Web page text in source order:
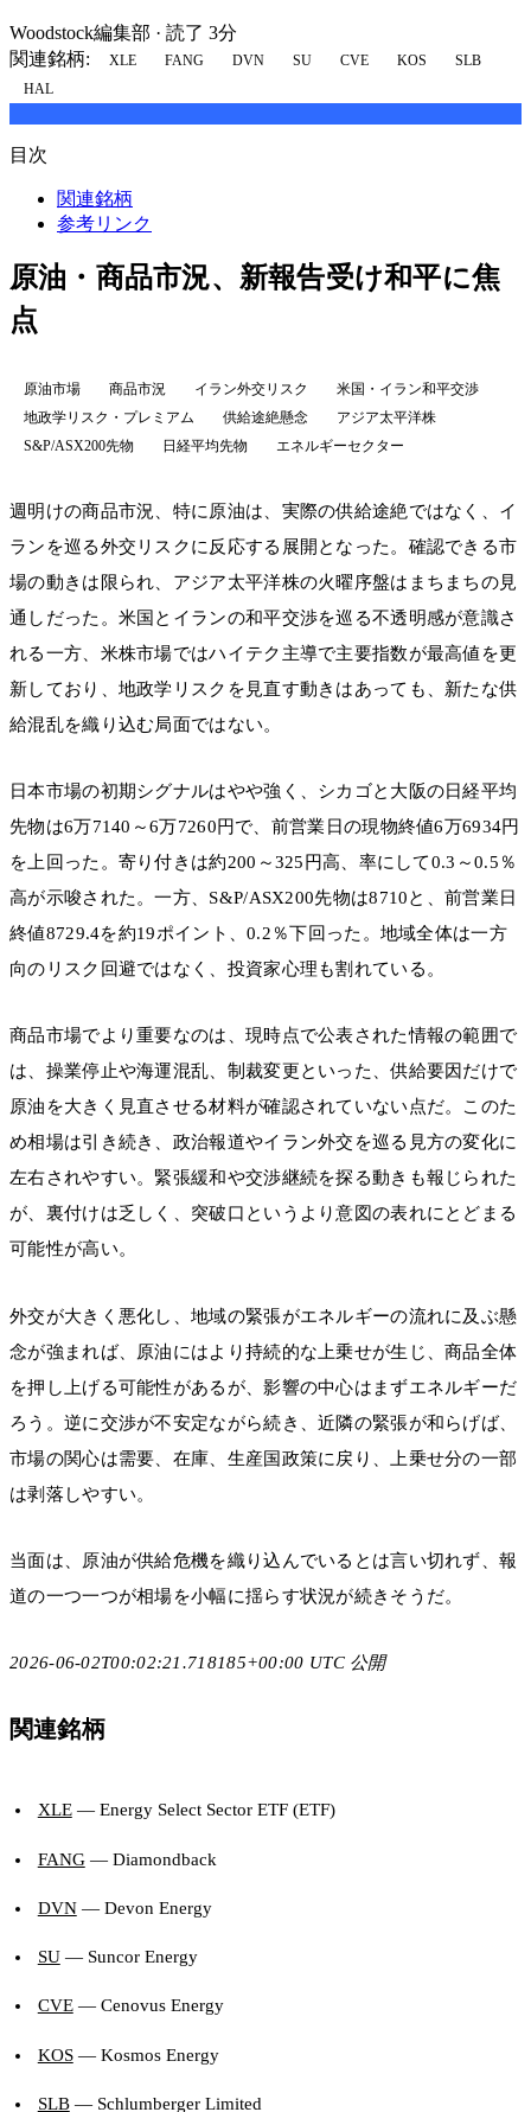
Woodstock編集部 · 読了 3分
関連銘柄:
XLE FANG DVN SU CVE KOS
SLB
HAL
目次
関連銘柄
参考リンク
原油・商品市況、新報告受け和平に焦
点
原油市場 商品市況 イラン外交リスク
米国・イラン和平交渉
地政学リスク・プレミアム
供給途絶懸念
アジア太平洋株
S&P/ASX200先物
日経平均先物 エネルギーセクター
週明けの商品市況、特に原油は、実際の供給途絶ではなく、イ
ランを巡る外交リスクに反応する展開となった。確認できる市
場の動きは限られ、アジア太平洋株の火曜序盤はまちまちの見
通しだった。米国とイランの和平交渉を巡る不透明感が意識さ
れる一方、米株市場ではハイテク主導で主要指数が最高値を更
新しており、地政学リスクを見直す動きはあっても、新たな供
給混乱を織り込む局面ではない。
日本市場の初期シグナルはやや強く、シカゴと大阪の日経平均
先物は6万7140～6万7260円で、前営業日の現物終値6万6934円
を上回った。寄り付きは約200～325円高、率にして0.3～0.5％
高が示唆された。一方、S&P/ASX200先物は8710と、前営業日
終値8729.4を約19ポイント、0.2％下回った。地域全体は一方
向のリスク回避ではなく、投資家心理も割れている。
商品市場でより重要なのは、現時点で公表された情報の範囲で
は、操業停止や海運混乱、制裁変更といった、供給要因だけで
原油を大きく見直させる材料が確認されていない点だ。このた
め相場は引き続き、政治報道やイラン外交を巡る見方の変化に
左右されやすい。緊張緩和や交渉継続を探る動きも報じられた
が、裏付けは乏しく、突破口というより意図の表れにとどまる
可能性が高い。
外交が大きく悪化し、地域の緊張がエネルギーの流れに及ぶ懸
念が強まれば、原油にはより持続的な上乗せが生じ、商品全体
を押し上げる可能性があるが、影響の中心はまずエネルギーだ
ろう。逆に交渉が不安定ながら続き、近隣の緊張が和らげば、
市場の関心は需要、在庫、生産国政策に戻り、上乗せ分の一部
は剥落しやすい。
当面は、原油が供給危機を織り込んでいるとは言い切れず、報
道の一つ一つが相場を小幅に揺らす状況が続きそうだ。
2026-06-02T00:02:21.718185+00:00 UTC 公開
関連銘柄
XLE— Energy Select Sector ETF (ETF)
FANG— Diamondback
DVN— Devon Energy
SU— Suncor Energy
CVE— Cenovus Energy
KOS— Kosmos Energy
SLB— Schlumberger Limited